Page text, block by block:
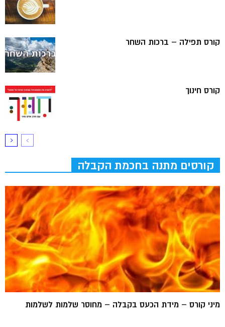
קורס תפילה – ברכות השחר
קורס חינוך
קורסים מתנה בחכמת הקבלה
מיני קורס – מידת הכעס בקבלה – מחוסר שלמות לשלמות